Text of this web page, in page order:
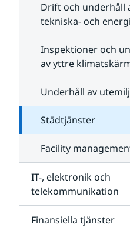
Drift och underhåll
tekniska- och
Inspektioner och
av yttre
Underhåll av
Städtjänster
Facility
IT-, elektronik och
telekommunikation
Finansiella tjänster